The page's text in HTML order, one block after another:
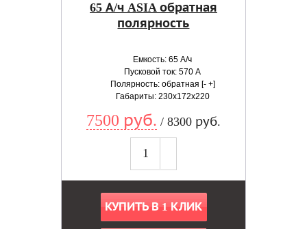
65 А/ч ASIA обратная
полярность
Емкость: 65 А/ч
Пусковой ток: 570 А
Полярность: обратная [- +]
Габариты: 230x172x220
7500 руб. / 8300 руб.
КУПИТЬ В 1 КЛИК